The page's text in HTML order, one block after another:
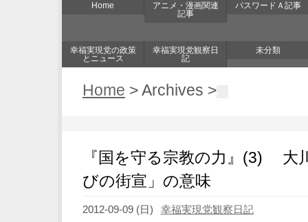
Home
アニメ・漫画関連
記事
パスワードＡ記事
幸福実現党の政策
とニュース
幸福実現党観察日
記
未分類
Home > Archives >
『国を守る宗教の力』(3) 大
びの街宣」の意味
2012-09-09 (日) 幸福実現党観察日記